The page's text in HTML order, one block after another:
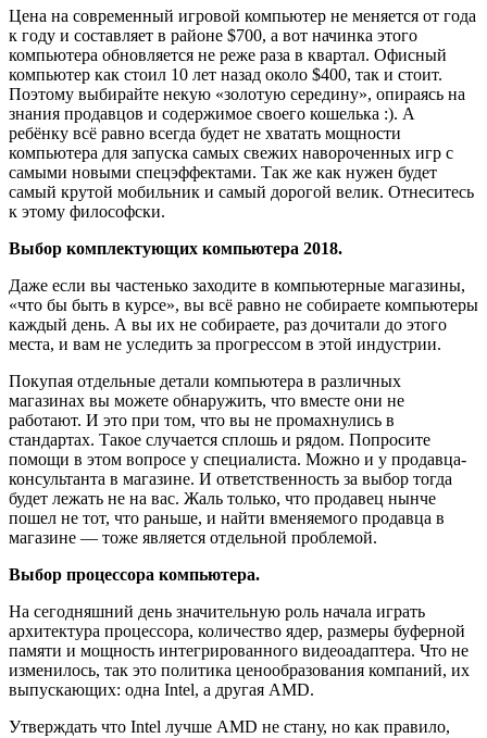
Цена на современный игровой компьютер не меняется от года
к году и составляет в районе $700, а вот начинка этого
компьютера обновляется не реже раза в квартал. Офисный
компьютер как стоил 10 лет назад около $400, так и стоит.
Поэтому выбирайте некую «золотую середину», опираясь на
знания продавцов и содержимое своего кошелька :). А
ребёнку всё равно всегда будет не хватать мощности
компьютера для запуска самых свежих навороченных игр с
самыми новыми спецэффектами. Так же как нужен будет
самый крутой мобильник и самый дорогой велик. Отнеситесь
к этому философски.
Выбор комплектующих компьютера 2018.
Даже если вы частенько заходите в компьютерные магазины,
«что бы быть в курсе», вы всё равно не собираете компьютеры
каждый день. А вы их не собираете, раз дочитали до этого
места, и вам не уследить за прогрессом в этой индустрии.
Покупая отдельные детали компьютера в различных
магазинах вы можете обнаружить, что вместе они не
работают. И это при том, что вы не промахнулись в
стандартах. Такое случается сплошь и рядом. Попросите
помощи в этом вопросе у специалиста. Можно и у продавца-
консультанта в магазине. И ответственность за выбор тогда
будет лежать не на вас. Жаль только, что продавец нынче
пошел не тот, что раньше, и найти вменяемого продавца в
магазине — тоже является отдельной проблемой.
Выбор процессора компьютера.
На сегодняшний день значительную роль начала играть
архитектура процессора, количество ядер, размеры буферной
памяти и мощность интегрированного видеоадаптера. Что не
изменилось, так это политика ценообразования компаний, их
выпускающих: одна Intel, а другая AMD.
Утверждать что Intel лучше AMD не стану, но как правило,